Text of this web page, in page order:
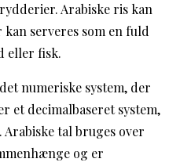
Arabiske ris kan
serveres som en fuld
eller fisk.
numeriske system, der
et decimalbaseret system,
tal bruges over
og er